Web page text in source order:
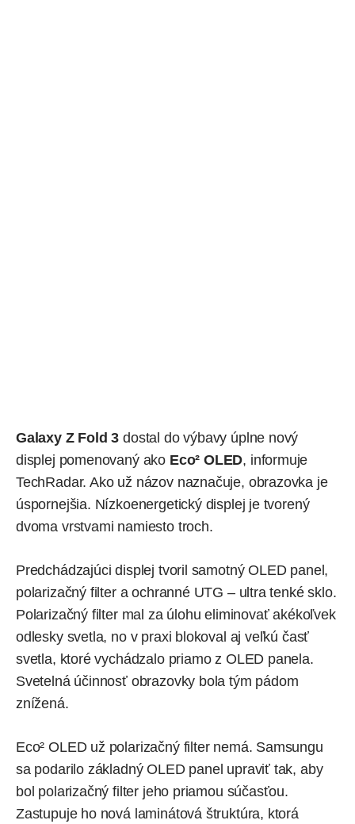
Galaxy Z Fold 3 dostal do výbavy úplne nový
displej pomenovaný ako Eco² OLED, informuje
TechRadar. Ako už názov naznačuje, obrazovka je
úspornejšia. Nízkoenergetický displej je tvorený
dvoma vrstvami namiesto troch.
Predchádzajúci displej tvoril samotný OLED panel,
polarizačný filter a ochranné UTG – ultra tenké sklo.
Polarizačný filter mal za úlohu eliminovať akékoľvek
odlesky svetla, no v praxi blokoval aj veľkú časť
svetla, ktoré vychádzalo priamo z OLED panela.
Svetelná účinnosť obrazovky bola tým pádom
znížená.
Eco² OLED už polarizačný filter nemá. Samsungu
sa podarilo základný OLED panel upraviť tak, aby
bol polarizačný filter jeho priamou súčasťou.
Zastupuje ho nová laminátová štruktúra, ktorá